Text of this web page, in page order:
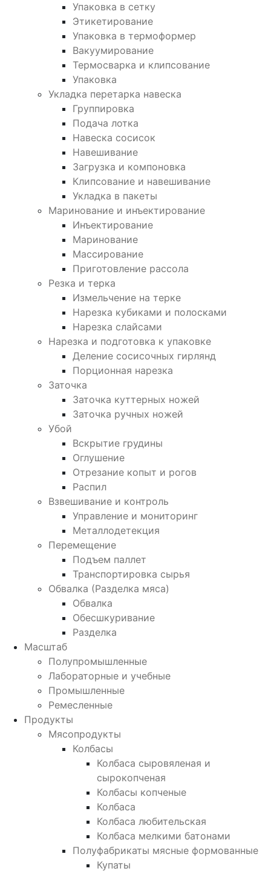
Упаковка в сетку
Этикетирование
Упаковка в термоформер
Вакуумирование
Термосварка и клипсование
Упаковка
Укладка перетарка навеска
Группировка
Подача лотка
Навеска сосисок
Навешивание
Загрузка и компоновка
Клипсование и навешивание
Укладка в пакеты
Маринование и инъектирование
Инъектирование
Маринование
Массирование
Приготовление рассола
Резка и терка
Измельчение на терке
Нарезка кубиками и полосками
Нарезка слайсами
Нарезка и подготовка к упаковке
Деление сосисочных гирлянд
Порционная нарезка
Заточка
Заточка куттерных ножей
Заточка ручных ножей
Убой
Вскрытие грудины
Оглушение
Отрезание копыт и рогов
Распил
Взвешивание и контроль
Управление и мониторинг
Металлодетекция
Перемещение
Подъем паллет
Транспортировка сырья
Обвалка (Разделка мяса)
Обвалка
Обесшкуривание
Разделка
Масштаб
Полупромышленные
Лабораторные и учебные
Промышленные
Ремесленные
Продукты
Мясопродукты
Колбасы
Колбаса сыровяленая и
сырокопченая
Колбасы копченые
Колбаса
Колбаса любительская
Колбаса мелкими батонами
Полуфабрикаты мясные формованные
Купаты